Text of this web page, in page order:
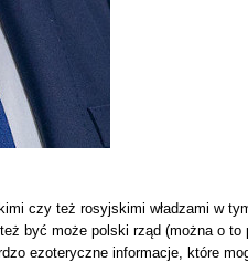
czy też rosyjskimi władzami w
być może polski rząd (można o
ezoteryczne informacje, które